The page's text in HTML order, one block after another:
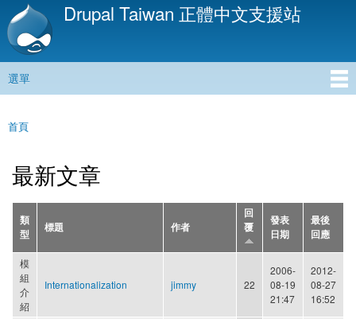
移
內
Drupal Taiwan 正體中文支援站
主選單
選單
您在這裡
首頁
最新文章
類
型
標題 作者
回
覆
發表
日期
最後
回應
模
組
介
紹
Internationalization jimmy 22
2006-
08-19
21:47
2012-
08-27
16:52